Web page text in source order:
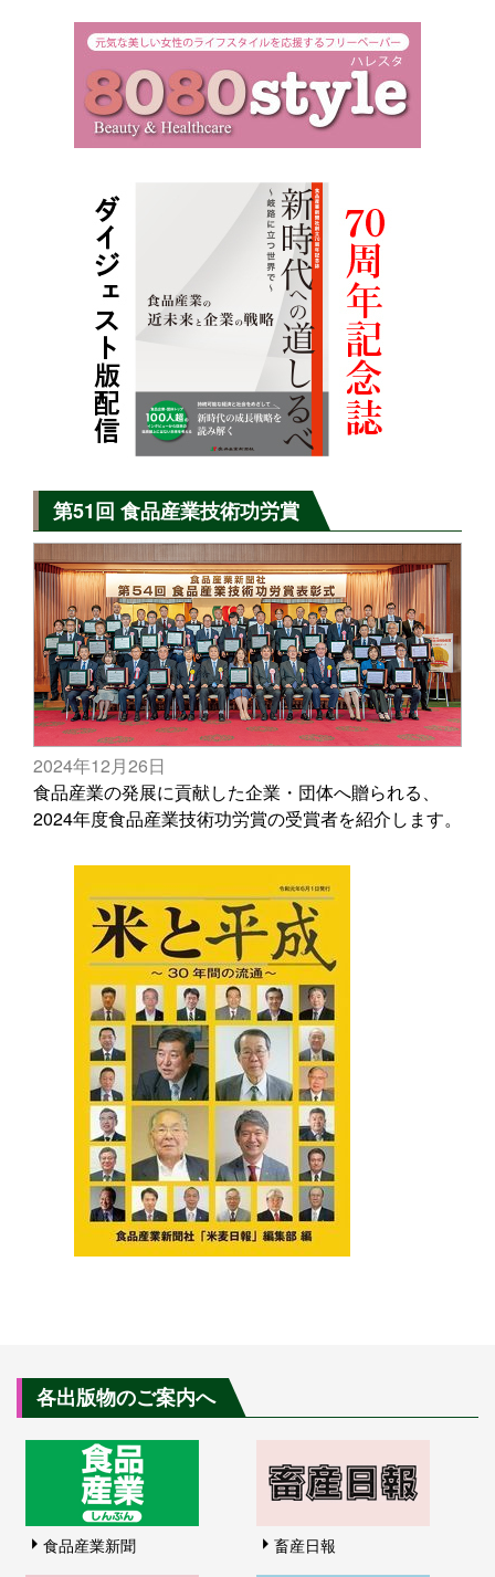
第51回 食品産業技術功労賞
2024年12月26日
食品産業の発展に貢献した企業・団体へ贈られる、
2024年度食品産業技術功労賞の受賞者を紹介します。
各出版物のご案内へ
食品産業新聞 畜産日報